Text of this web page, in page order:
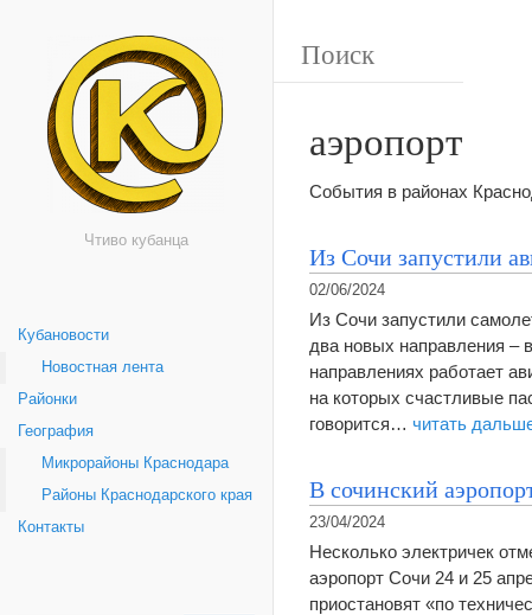
Чтиво кубанца
Кубановости
Новостная лента
Районки
География
Микрорайоны Краснодара
Районы Краснодарского края
Контакты
аэропорт
События в районах
Из Сочи запустили
02/06/2024
Из Сочи запустили
два новых направления –
направлениях работает
на которых счастливые
говорится… читать
В сочинский
23/04/2024
Несколько электричек
аэропорт Сочи 24 и 25
приостановят «по